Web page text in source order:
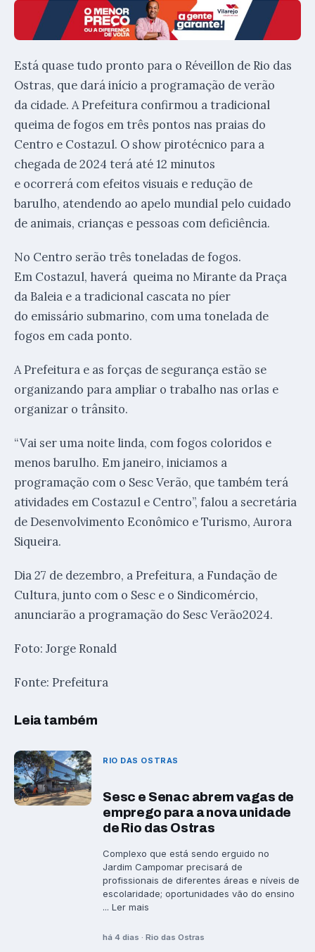
Está quase tudo pronto para o Réveillon de Rio das
Ostras, que dará início a programação de verão
da cidade. A Prefeitura confirmou a tradicional
queima de fogos em três pontos nas praias do
Centro e Costazul. O show pirotécnico para a
chegada de 2024 terá até 12 minutos
e ocorrerá com efeitos visuais e redução de
barulho, atendendo ao apelo mundial pelo cuidado
de animais, crianças e pessoas com deficiência.
No Centro serão três toneladas de fogos.
Em Costazul, haverá queima no Mirante da Praça
da Baleia e a tradicional cascata no píer
do emissário submarino, com uma tonelada de
fogos em cada ponto.
A Prefeitura e as forças de segurança estão se
organizando para ampliar o trabalho nas orlas e
organizar o trânsito.
“Vai ser uma noite linda, com fogos coloridos e
menos barulho. Em janeiro, iniciamos a
programação com o Sesc Verão, que também terá
atividades em Costazul e Centro”, falou a secretária
de Desenvolvimento Econômico e Turismo, Aurora
Siqueira.
Dia 27 de dezembro, a Prefeitura, a Fundação de
Cultura, junto com o Sesc e o Sindicomércio,
anunciarão a programação do Sesc Verão2024.
Foto: Jorge Ronald
Fonte: Prefeitura
Leia também
RIO DAS OSTRAS
Sesc e Senac abrem vagas de
emprego para a nova unidade
de Rio das Ostras
Complexo que está sendo erguido no
Jardim Campomar precisará de
profissionais de diferentes áreas e níveis de
escolaridade; oportunidades vão do ensino
... Ler mais
há 4 dias · Rio das Ostras